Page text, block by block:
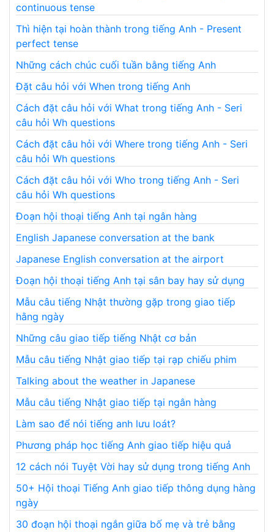
continuous tense
Thì hiện tại hoàn thành trong tiếng Anh - Present
perfect tense
Những cách chúc cuối tuần bằng tiếng Anh
Đặt câu hỏi với When trong tiếng Anh
Cách đặt câu hỏi với What trong tiếng Anh - Seri
câu hỏi Wh questions
Cách đặt câu hỏi với Where trong tiếng Anh - Seri
câu hỏi Wh questions
Cách đặt câu hỏi với Who trong tiếng Anh - Seri
câu hỏi Wh questions
Đoạn hội thoại tiếng Anh tại ngân hàng
English Japanese conversation at the bank
Japanese English conversation at the airport
Đoạn hội thoại tiếng Anh tại sân bay hay sử dụng
Mẫu câu tiếng Nhật thường gặp trong giao tiếp
hằng ngày
Những câu giao tiếp tiếng Nhật cơ bản
Mẫu câu tiếng Nhật giao tiếp tại rạp chiếu phim
Talking about the weather in Japanese
Mẫu câu tiếng Nhật giao tiếp tại ngân hàng
Làm sao để nói tiếng anh lưu loát?
Phương pháp học tiếng Anh giao tiếp hiệu quả
12 cách nói Tuyệt Vời hay sử dụng trong tiếng Anh
50+ Hội thoại Tiếng Anh giao tiếp thông dụng hàng
ngày
30 đoạn hội thoại ngắn giữa bố mẹ và trẻ bằng